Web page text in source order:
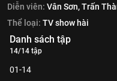
Diễn viên: Vân Sơn,Trấn
Thể loại: TV show hài
Danh sách tập
14/14 tập
01-14